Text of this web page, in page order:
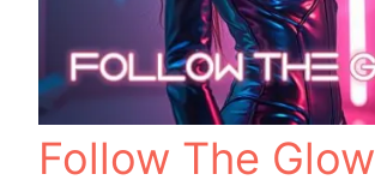
Follow The Glow